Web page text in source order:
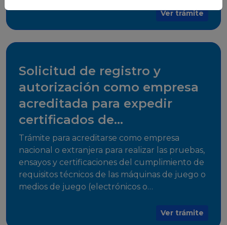
para su comercialización dentro del territorio
Ver trámite
Solicitud de registro y
autorización como empresa
acreditada para expedir
certificados de
cumplimiento
Trámite para acreditarse como empresa
nacional o extranjera para realizar las pruebas,
ensayos y certificaciones del cumplimiento de
requisitos técnicos de las máquinas de juego o
medios de juego (electrónicos o
medios de acceso al juego y juegos queVer trámite